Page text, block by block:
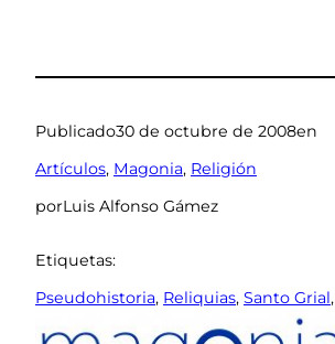
Publicado30 de octubre de 2008en
Artículos, Magonia, Religión
porLuis Alfonso Gámez
Etiquetas:
Pseudohistoria, Reliquias, Santo Grial,